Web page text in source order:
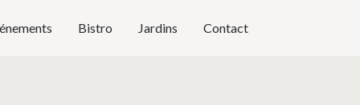
Bistro Jardins Contact